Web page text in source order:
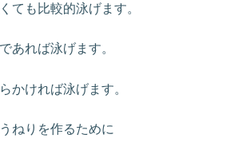
ても比較的泳げます。
あれば泳げます。
かければ泳げます。
ねりを作るために